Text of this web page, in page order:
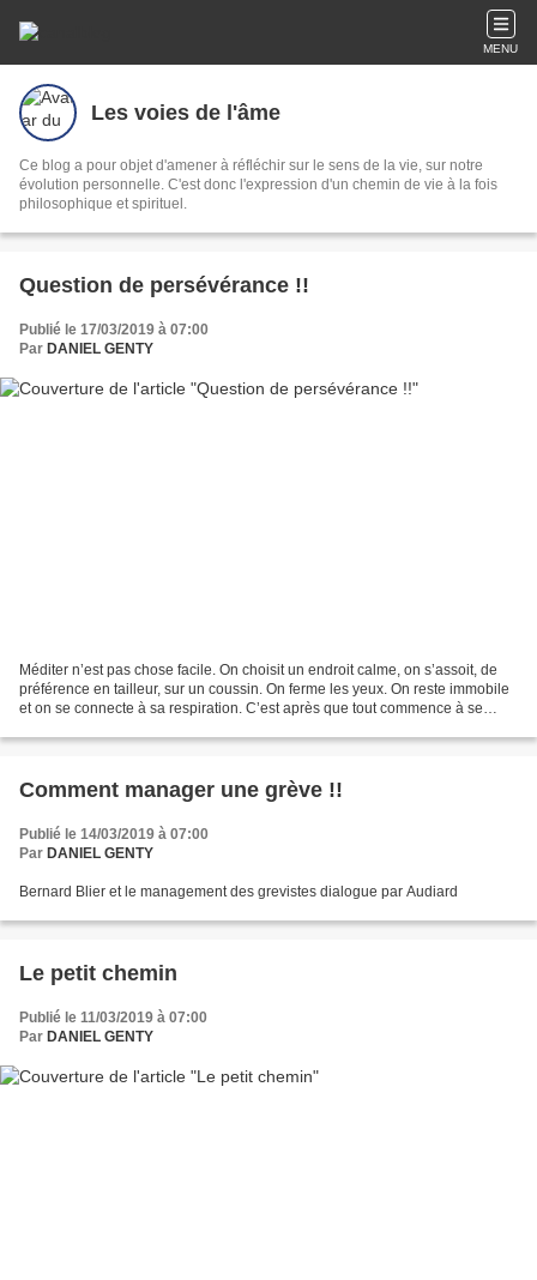
MENU
Les voies de l'âme
Ce blog a pour objet d'amener à réfléchir sur le sens de la vie, sur notre
évolution personnelle. C'est donc l'expression d'un chemin de vie à la fois
philosophique et spirituel.
Question de persévérance !!
Publié le 17/03/2019 à 07:00
Par DANIEL GENTY
Méditer n’est pas chose facile. On choisit un endroit calme, on s’assoit, de
préférence en tailleur, sur un coussin. On ferme les yeux. On reste immobile
et on se connecte à sa respiration. C’est après que tout commence à se
Comment manager une grève !!
Publié le 14/03/2019 à 07:00
Par DANIEL GENTY
Bernard Blier et le management des grevistes dialogue par Audiard
Le petit chemin
Publié le 11/03/2019 à 07:00
Par DANIEL GENTY